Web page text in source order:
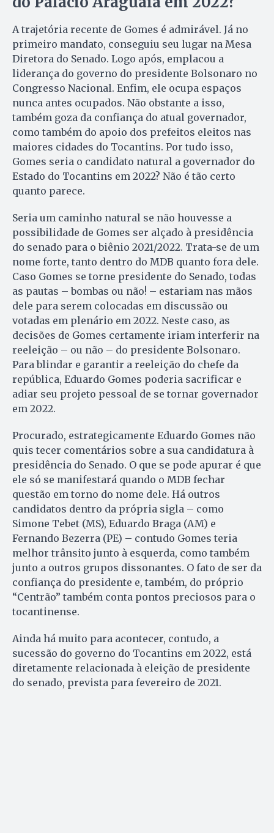
A trajetória recente de Gomes é admirável. Já no
primeiro mandato, conseguiu seu lugar na Mesa
Diretora do Senado. Logo após, emplacou a
liderança do governo do presidente Bolsonaro no
Congresso Nacional. Enfim, ele ocupa espaços
nunca antes ocupados. Não obstante a isso,
também goza da confiança do atual governador,
como também do apoio dos prefeitos eleitos nas
maiores cidades do Tocantins. Por tudo isso,
Gomes seria o candidato natural a governador do
Estado do Tocantins em 2022? Não é tão certo
quanto parece.
Seria um caminho natural se não houvesse a
possibilidade de Gomes ser alçado à presidência
do senado para o biênio 2021/2022. Trata-se de um
nome forte, tanto dentro do MDB quanto fora dele.
Caso Gomes se torne presidente do Senado, todas
as pautas – bombas ou não! – estariam nas mãos
dele para serem colocadas em discussão ou
votadas em plenário em 2022. Neste caso, as
decisões de Gomes certamente iriam interferir na
reeleição – ou não – do presidente Bolsonaro.
Para blindar e garantir a reeleição do chefe da
república, Eduardo Gomes poderia sacrificar e
adiar seu projeto pessoal de se tornar governador
em 2022.
Procurado, estrategicamente Eduardo Gomes não
quis tecer comentários sobre a sua candidatura à
presidência do Senado. O que se pode apurar é que
ele só se manifestará quando o MDB fechar
questão em torno do nome dele. Há outros
candidatos dentro da própria sigla – como
Simone Tebet (MS), Eduardo Braga (AM) e
Fernando Bezerra (PE) – contudo Gomes teria
melhor trânsito junto à esquerda, como também
junto a outros grupos dissonantes. O fato de ser da
confiança do presidente e, também, do próprio
“Centrão” também conta pontos preciosos para o
tocantinense.
Ainda há muito para acontecer, contudo, a
sucessão do governo do Tocantins em 2022, está
diretamente relacionada à eleição de presidente
do senado, prevista para fevereiro de 2021.